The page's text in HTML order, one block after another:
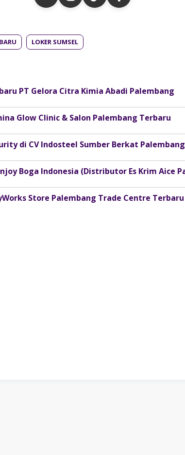
LOKER SUMSEL
PT Gelora Citra Kimia Abadi Palembang
Glow Clinic & Salon Palembang Terbaru
di CV Indosteel Sumber Berkat Palembang
Store Palembang Trade Centre Terbaru